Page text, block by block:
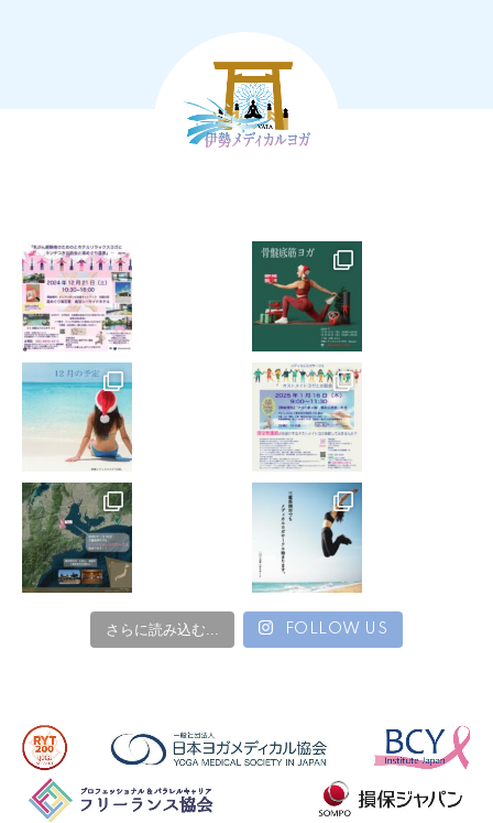
10. レッスン中、少しでも体調の変化に気づいた場合
は、直ちにスタッフに申し出てレッスンを中止していた
症が発生した場合、死亡した場合、流産した場合につい
ても、自ら責任を負うことを承諾し、その原因のいかん
に関わらず、関係者に対する一切の責任を負いかねま
す。
12. 万一、レッスン中に負傷・疾病などが発生した場
合、医師および関係者が応急処置を施すことに承諾し、
その応急処置の結果に異議を唱えない様お願いします。
13. 私物の破損、紛失や盗難などに関しても自ら責任を
負う様お願いします。
14. 施設利用にあたり器物の破壊や損失した場合は自身
で責任を負うようお願いします。
15. レッスン内での他の参加者とのトラブルに関する責
任は負いかねます。
の病気、諸事情により当日であってもレッスンが急遽休
講となることがあります。
その様な場合はできるだけ早めにご連絡するよう努め、
事前徴収分のレッスン代金については後日返金いたしま
さらに読み込む... FOLLOW US